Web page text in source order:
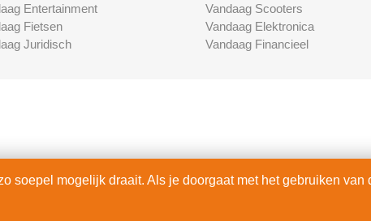
Entertainment
Fietsen
Juridisch
Vandaag Scooters
Vandaag Elektronica
Vandaag Financieel
soepel mogelijk draait. Als je doorgaat met het gebruiken